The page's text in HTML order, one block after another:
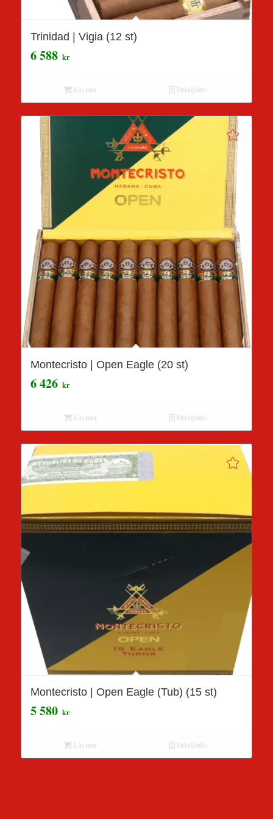
Trinidad | Vigia (12 st)
6 588 kr
Läs mer Detaljinfo
Montecristo | Open Eagle (20 st)
6 426 kr
Läs mer Detaljinfo
Montecristo | Open Eagle (Tub) (15 st)
5 580 kr
Läs mer Detaljinfo